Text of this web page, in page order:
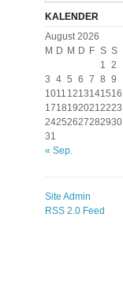
KALENDER
August 2026
M D M D F S S
1 2
3 4 5 6 7 8 9
1011 1213141516
17181920212223
24252627282930
31
« Sep.
Site Admin
RSS 2.0 Feed